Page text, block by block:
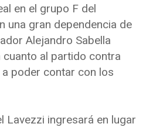
en el grupo F del
una gran dependencia de
Alejandro Sabella
al partido contra
poder contar con los
Lavezzi ingresará en lugar